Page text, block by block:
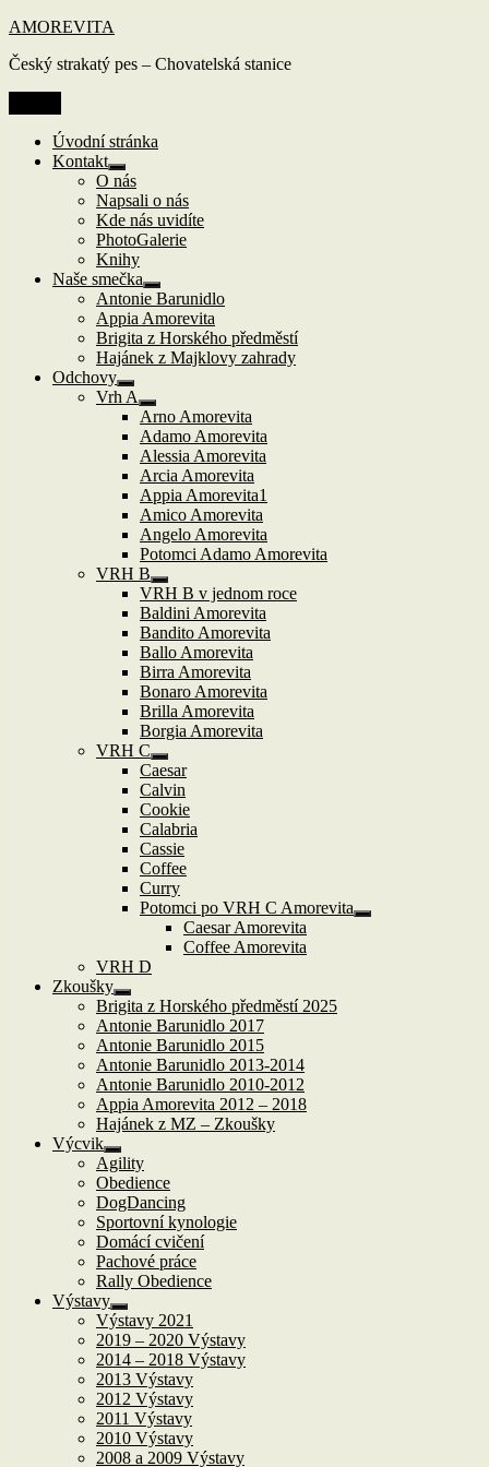
Přejít
obsahu
AMOREVITA
Český strakatý pes – Chovatelská stanice
Úvodní stránka
Kontakt
Zobrazit
podřazené
položky
O nás
Napsali o nás
Kde nás uvidíte
PhotoGalerie
Knihy
Naše smečka
Zobrazit
podřazené
položky
Antonie Barunidlo
Appia Amorevita
Brigita z Horského předměstí
Hajánek z Majklovy zahrady
Odchovy
Zobrazit
podřazené
položky
Vrh A
Zobrazit
podřazené
položky
Arno Amorevita
Adamo Amorevita
Alessia Amorevita
Arcia Amorevita
Appia Amorevita1
Amico Amorevita
Angelo Amorevita
Potomci Adamo Amorevita
VRH B
Zobrazit
podřazené
položky
VRH B v jednom roce
Baldini Amorevita
Bandito Amorevita
Ballo Amorevita
Birra Amorevita
Bonaro Amorevita
Brilla Amorevita
Borgia Amorevita
VRH C
Zobrazit
podřazené
položky
Caesar
Calvin
Cookie
Calabria
Cassie
Coffee
Curry
Potomci po VRH C Amorevita
Zobrazit
Caesar Amorevita
Coffee Amorevita
VRH D
Zkoušky
Zobrazit
podřazené
položky
Brigita z Horského předměstí 2025
Antonie Barunidlo 2017
Antonie Barunidlo 2015
Antonie Barunidlo 2013-2014
Antonie Barunidlo 2010-2012
Appia Amorevita 2012 – 2018
Hajánek z MZ – Zkoušky
Výcvik
Zobrazit
podřazené
položky
Agility
Obedience
DogDancing
Sportovní kynologie
Domácí cvičení
Pachové práce
Rally Obedience
Výstavy
Zobrazit
podřazené
položky
Výstavy 2021
2019 – 2020 Výstavy
2014 – 2018 Výstavy
2013 Výstavy
2012 Výstavy
2011 Výstavy
2010 Výstavy
2008 a 2009 Výstavy